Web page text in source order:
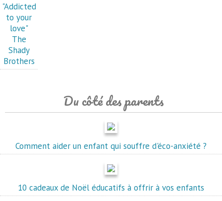
"Addicted
to your
love"
The
Shady
Brothers
Du côté des parents
Comment aider un enfant qui souffre d'éco-anxiété ?
10 cadeaux de Noël éducatifs à offrir à vos enfants